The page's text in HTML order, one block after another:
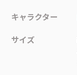
キャラクター
サイズ